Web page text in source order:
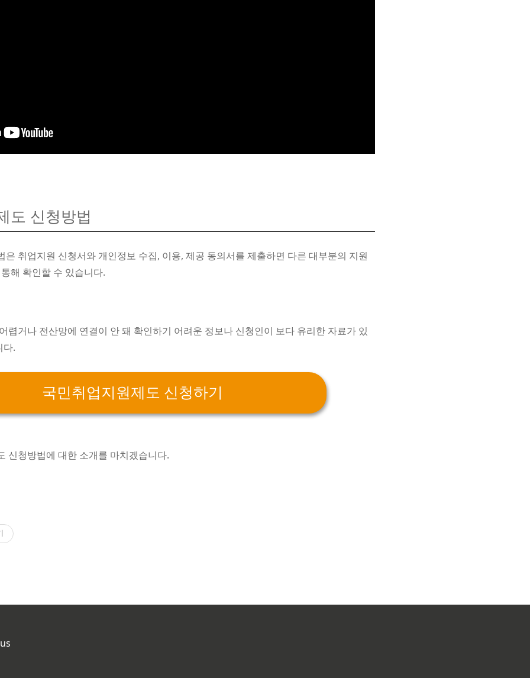
도 신청방법
은 취업지원 신청서와 개인정보 수집, 이용, 제공 동의서를 제출하면 다른 대부분의 지원
해 확인할 수 있습니다.
렵거나 전산망에 연결이 안 돼 확인하기 어려운 정보나 신청인이 보다 유리한 자료가 있
다.
국민취업지원제도 신청하기
신청방법에 대한 소개를 마치겠습니다.